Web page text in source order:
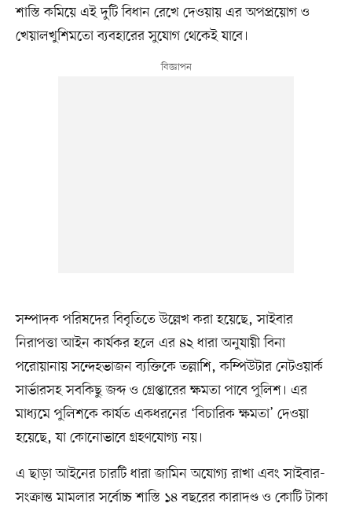
শাস্তি কমিয়ে এই দুটি বিধান রেখে দেওয়ায় এর অপপ্রয়োগ ও
খেয়ালখুশিমতো ব্যবহারের সুযোগ থেকেই যাবে।
সম্পাদক পরিষদের বিবৃতিতে উল্লেখ করা হয়েছে, সাইবার
নিরাপত্তা আইন কার্যকর হলে এর ৪২ ধারা অনুযায়ী বিনা
পরোয়ানায় সন্দেহভাজন ব্যক্তিকে তল্লাশি, কম্পিউটার নেটওয়ার্ক
সার্ভারসহ সবকিছু জব্দ ও গ্রেপ্তারের ক্ষমতা পাবে পুলিশ। এর
মাধ্যমে পুলিশকে কার্যত একধরনের ‘বিচারিক ক্ষমতা’ দেওয়া
হয়েছে, যা কোনোভাবে গ্রহণযোগ্য নয়।
এ ছাড়া আইনের চারটি ধারা জামিন অযোগ্য রাখা এবং সাইবার-
সংক্রান্ত মামলার সর্বোচ্চ শাস্তি ১৪ বছরের কারাদণ্ড ও কোটি টাকা